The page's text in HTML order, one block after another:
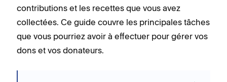
contributions et les recettes que vous avez
collectées. Ce guide couvre les principales tâches
que vous pourriez avoir à effectuer pour gérer vos
dons et vos donateurs.